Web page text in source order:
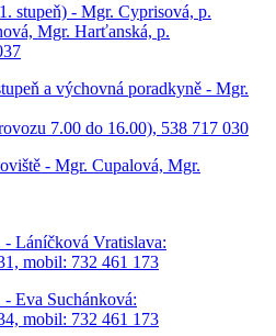
stupeň) - Mgr. Cyprisová, p.
Mgr. Harťanská, p.
a výchovná poradkyně - Mgr.
7.00 do 16.00), 538 717 030
- Mgr. Cupalová, Mgr.
Láníčková Vratislava:
mobil: 732 461 173
Eva Suchánková:
mobil: 732 461 173